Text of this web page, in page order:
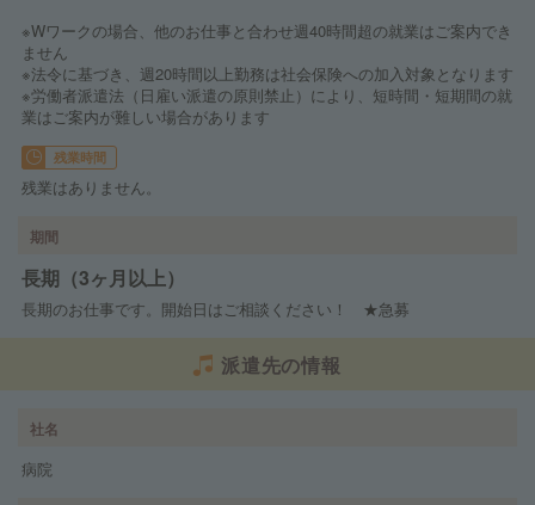
※Wワークの場合、他のお仕事と合わせ週40時間超の就業はご案内でき
ません
※法令に基づき、週20時間以上勤務は社会保険への加入対象となります
※労働者派遣法（日雇い派遣の原則禁止）により、短時間・短期間の就
業はご案内が難しい場合があります
残業時間
残業はありません。
期間
長期（3ヶ月以上）
長期のお仕事です。開始日はご相談ください！ ★急募
派遣先の情報
社名
病院